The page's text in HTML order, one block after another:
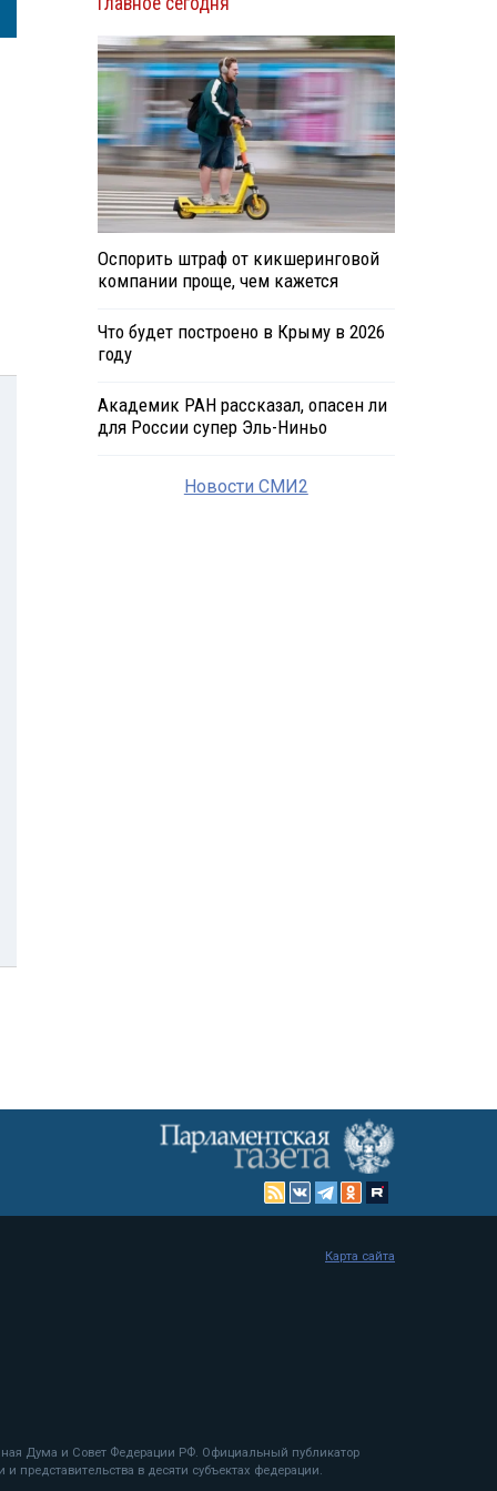
Оспорить штраф от кикшеринговой
компании проще, чем кажется
Что будет построено в Крыму в 2026
году
Академик РАН рассказал, опасен ли
для России супер Эль-Ниньо
Новости СМИ2
Дума и Совет Федерации РФ. Официальный публикатор
представительства в десяти субъектах федерации.
Карта сайта